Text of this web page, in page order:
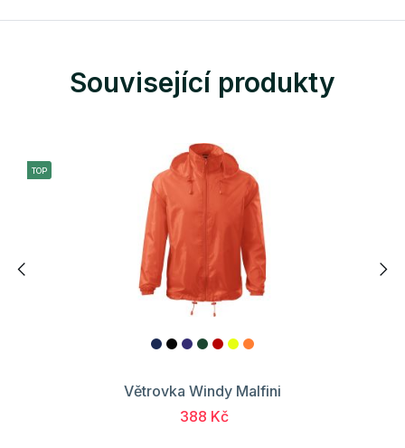
Související produkty
TOP
Větrovka Windy Malfini
388 Kč